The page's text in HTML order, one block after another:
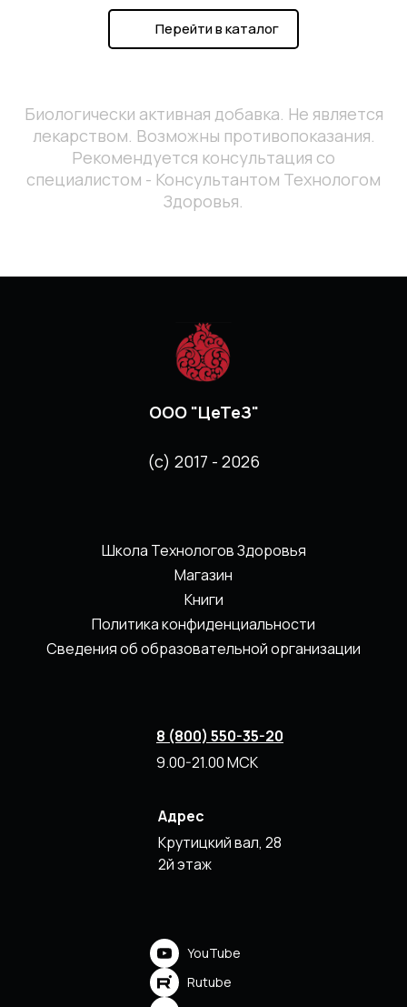
Перейти в каталог
Биологически активная добавка. Не является
лекарством. Возможны противопоказания.
Рекомендуется консультация со
специалистом - Консультантом Технологом
Здоровья.
ООО "ЦеТеЗ"
(с) 2017 - 2026
Школа Технологов Здоровья
Магазин
Книги
Политика конфиденциальности
Сведения об образовательной организации
8 (800) 550-35-20
9.00-21.00 МСК
Адрес
Крутицкий вал, 28
2й этаж
YouTube
Rutube